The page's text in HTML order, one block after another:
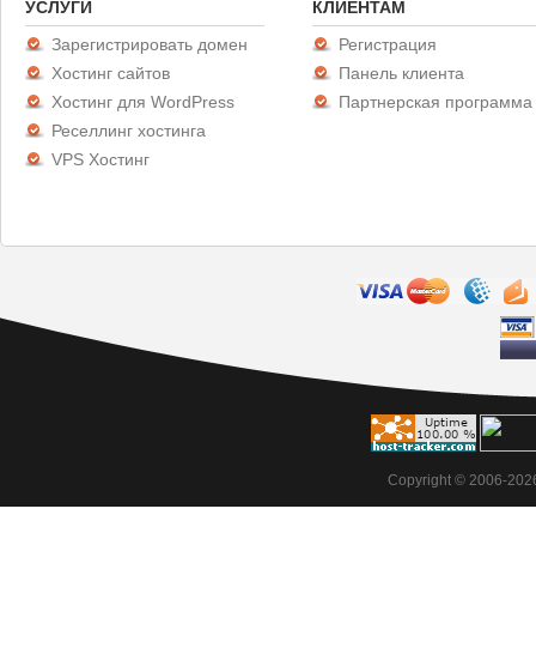
УСЛУГИ
Зарегистрировать домен
Хостинг сайтов
Хостинг для WordPress
Реселлинг хостинга
VPS Хостинг
КЛИЕНТАМ
Регистрация
Панель клиента
Партнерская программа
Copyright © 2006-